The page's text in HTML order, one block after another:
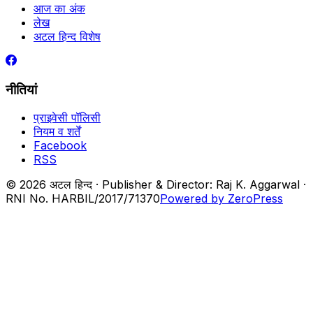
आज का अंक
लेख
अटल हिन्द विशेष
नीतियां
प्राइवेसी पॉलिसी
नियम व शर्तें
Facebook
RSS
© 2026 अटल हिन्द · Publisher & Director: Raj K. Aggarwal ·
RNI No. HARBIL/2017/71370Powered by ZeroPress